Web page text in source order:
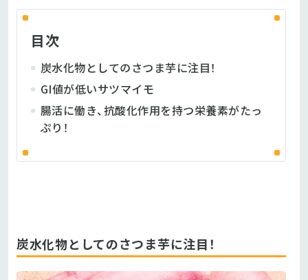
目次
炭水化物としてのさつま芋に注目！
GI値が低いサツマイモ
腸活に働き、抗酸化作用を持つ栄養素がたっ
ぷり！
炭水化物としてのさつま芋に注目！